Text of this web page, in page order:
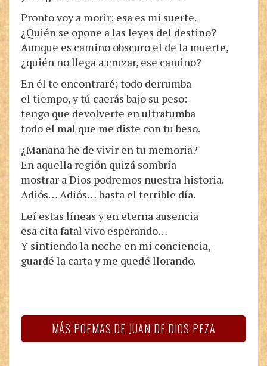
Pronto voy a morir; esa es mi suerte.
¿Quién se opone a las leyes del destino?
Aunque es camino obscuro el de la muerte,
¿quién no llega a cruzar, ese camino?
En él te encontraré; todo derrumba
el tiempo, y tú caerás bajo su peso:
tengo que devolverte en ultratumba
todo el mal que me diste con tu beso.
¿Mañana he de vivir en tu memoria?
En aquella región quizá sombría
mostrar a Dios podremos nuestra historia.
Adiós… Adiós… hasta el terrible día.
Leí estas líneas y en eterna ausencia
esa cita fatal vivo esperando…
Y sintiendo la noche en mi conciencia,
guardé la carta y me quedé llorando.
MÁS POEMAS DE JUAN DE DIOS PEZA